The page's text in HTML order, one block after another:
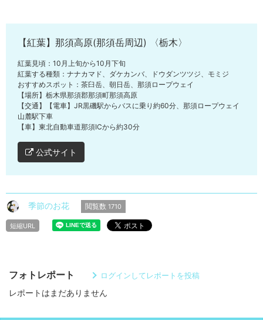
【紅葉】那須高原(那須岳周辺) 〈栃木〉
紅葉見頃：10月上旬から10月下旬
紅葉する種類：ナナカマド、ダケカンバ、ドウダンツツジ、モミジ
おすすめスポット：茶臼岳、朝日岳、那須ロープウェイ
【場所】栃木県那須郡那須町那須高原
【交通】【電車】JR黒磯駅からバスに乗り約60分、那須ロープウェイ
山麓駅下車
【車】東北自動車道那須ICから約30分
公式サイト
季節のお花 閲覧数 1710
短縮URL
フォトレポート ログインしてレポートを投稿
レポートはまだありません